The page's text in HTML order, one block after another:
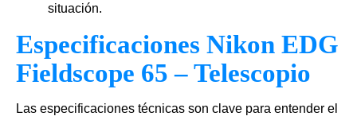
situación.
Especificaciones Nikon EDG
Fieldscope 65 – Telescopio
Las especificaciones técnicas son clave para entender el